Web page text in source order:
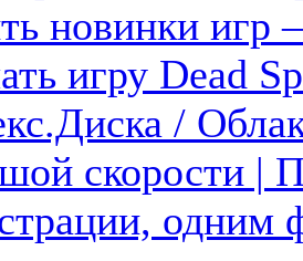
новинки
игру Dead
/
скорости |
одним